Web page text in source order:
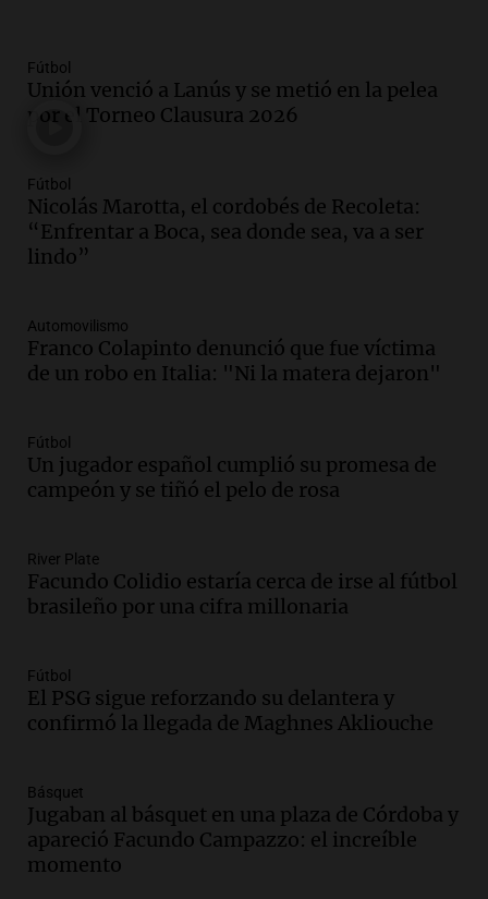
sea, va a ser lindo”
La Cadena del Gol
Episodios
en ludopatía: “Tener el casino en la
mano es muy peligroso”
La Argentina, hoy
Episodios
sobre los parques educativos
Amamos Argentina
Episodios
traerá más lluvias y eventos extremos
durante la primavera
Informados al regreso
restablecer el servicio de electricidad
tras fuertes vientos
Panorama Federal
Audio.
los empresarios del país cree que la
economía mejorará el próximo año
Audio. Carolina Losada: "Faltó que el
oficialismo la explique mejor" sobre la
ley de propiedad privada
Informados al regreso
Fútbol
Unión venció a Lanús y se metió en la pelea
por el Torneo Clausura 2026
Fútbol
Nicolás Marotta, el cordobés de Recoleta:
“Enfrentar a Boca, sea donde sea, va a ser
lindo”
Automovilismo
Franco Colapinto denunció que fue víctima
de un robo en Italia: "Ni la matera dejaron"
Fútbol
Un jugador español cumplió su promesa de
campeón y se tiñó el pelo de rosa
River Plate
Facundo Colidio estaría cerca de irse al fútbol
brasileño por una cifra millonaria
Fútbol
El PSG sigue reforzando su delantera y
confirmó la llegada de Maghnes Akliouche
Básquet
Jugaban al básquet en una plaza de Córdoba y
apareció Facundo Campazzo: el increíble
momento